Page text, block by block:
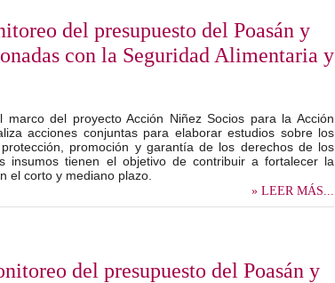
del presupuesto del Poasán y
con la Seguridad Alimentaria y
del proyecto Acción Niñez Socios para la Acción
acciones conjuntas para elaborar estudios sobre los
promoción y garantía de los derechos de los
insumos tienen el objetivo de contribuir a fortalecer la
el corto y mediano plazo.
» LEER MÁS...
del presupuesto del Poasán y